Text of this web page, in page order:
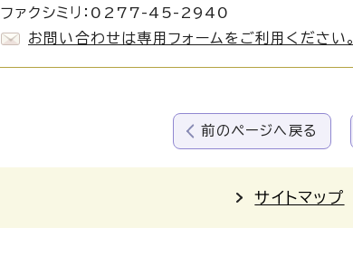
ファクシミリ：0277-45-2940
お問い合わせは専用フォームをご利用ください。
前のページへ戻る
サイトマップ